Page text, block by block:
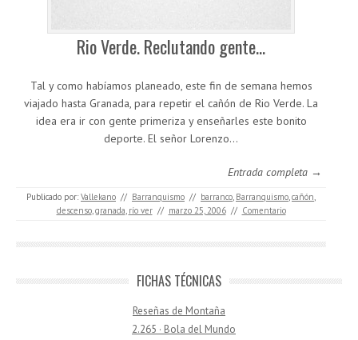
Rio Verde. Reclutando gente…
Tal y como habíamos planeado, este fin de semana hemos
viajado hasta Granada, para repetir el cañón de Rio Verde. La
idea era ir con gente primeriza y enseñarles este bonito
deporte. El señor Lorenzo…
Entrada completa →
Publicado por: Vallekano // Barranquismo // barranco, Barranquismo,cañón,
descenso,granada, río ver // marzo 25, 2006 // Comentario
FICHAS TÉCNICAS
Reseñas de Montaña
2.265 · Bola del Mundo